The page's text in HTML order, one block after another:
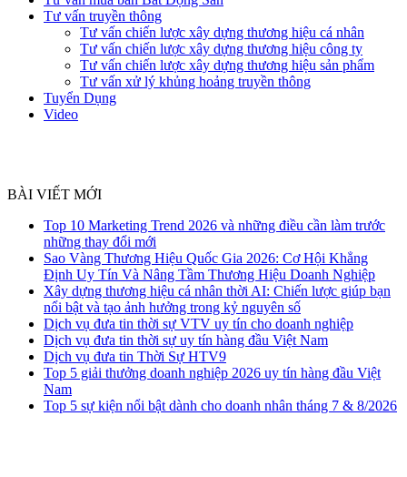
Tư vấn truyền thông
Tư vấn chiến lược xây dựng thương hiệu cá nhân
Tư vấn chiến lược xây dựng thương hiệu công ty
Tư vấn chiến lược xây dựng thương hiệu sản phẩm
Tư vấn xử lý khủng hoảng truyền thông
Tuyển Dụng
Video
BÀI VIẾT MỚI
Top 10 Marketing Trend 2026 và những điều cần làm trước
những thay đổi mới
Sao Vàng Thương Hiệu Quốc Gia 2026: Cơ Hội Khẳng
Định Uy Tín Và Nâng Tầm Thương Hiệu Doanh Nghiệp
Xây dựng thương hiệu cá nhân thời AI: Chiến lược giúp bạn
nổi bật và tạo ảnh hưởng trong kỷ nguyên số
Dịch vụ đưa tin thời sự VTV uy tín cho doanh nghiệp
Dịch vụ đưa tin thời sự uy tín hàng đầu Việt Nam
Dịch vụ đưa tin Thời Sự HTV9
Top 5 giải thưởng doanh nghiệp 2026 uy tín hàng đầu Việt
Nam
Top 5 sự kiện nổi bật dành cho doanh nhân tháng 7 & 8/2026